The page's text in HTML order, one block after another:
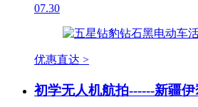
07.30
优惠直达 >
初学无人机航拍------新疆